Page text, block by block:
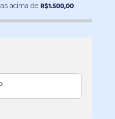
acima de R$1.500,00